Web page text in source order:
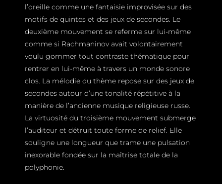
l’oreille comme une fantaisie improvisée sur des
motifs de quintes et des jeux de secondes. Le
deuxième mouvement se referme sur lui-même
comme si Rachmaninov avait volontairement
voulu gommer tout contraste thématique pour
rentrer en lui-même à travers un monde sonore
clos. La mélodie du thème repose sur des jeux de
secondes autour d’une tonalité répétitive à la
manière de l’ancienne musique religieuse russe.
La virtuosité du troisième mouvement submerge
l’auditeur et détruit toute forme de relief. Elle
souligne une longueur que trame une pulsation
inexorable fondée sur la maîtrise totale de la
polyphonie.